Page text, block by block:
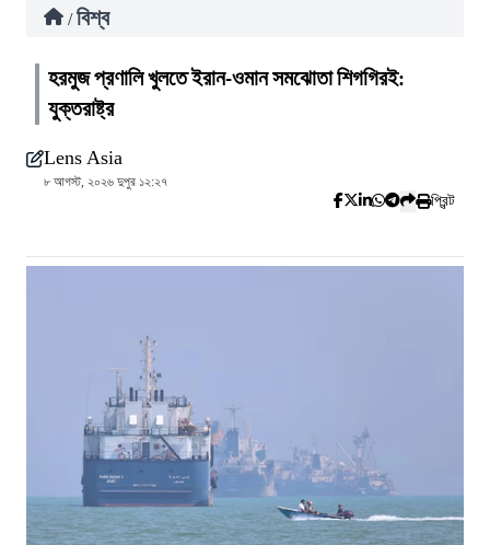
/ বিশ্ব
হরমুজ প্রণালি খুলতে ইরান-ওমান সমঝোতা শিগগিরই:
যুক্তরাষ্ট্র
Lens Asia
৮ আগস্ট, ২০২৬ দুপুর ১২:২৭
প্রিন্ট